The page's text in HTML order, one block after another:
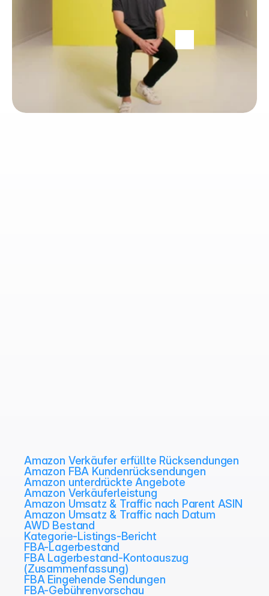
Amazon Verkäufer erfüllte Rücksendungen
Amazon FBA Kundenrücksendungen
Amazon unterdrückte Angebote
Amazon Verkäuferleistung
Amazon Umsatz & Traffic nach Parent ASIN
Amazon Umsatz & Traffic nach Datum
AWD Bestand
Kategorie-Listings-Bericht
FBA-Lagerbestand
FBA Lagerbestand-Kontoauszug
(Zusammenfassung)
FBA Eingehende Sendungen
FBA-Gebührenvorschau